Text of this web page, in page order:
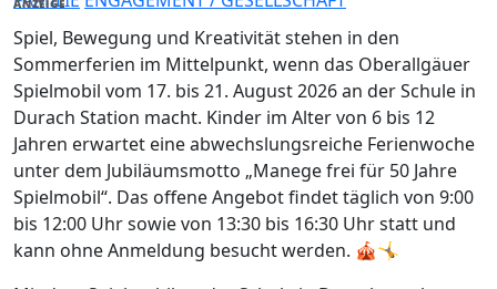
ANZEIGE
Spiel, Bewegung und Kreativität stehen in den
Sommerferien im Mittelpunkt, wenn das Oberallgäuer
Spielmobil vom 17. bis 21. August 2026 an der Schule in
Durach Station macht. Kinder im Alter von 6 bis 12
Jahren erwartet eine abwechslungsreiche Ferienwoche
unter dem Jubiläumsmotto „Manege frei für 50 Jahre
Spielmobil“. Das offene Angebot findet täglich von 9:00
bis 12:00 Uhr sowie von 13:30 bis 16:30 Uhr statt und
kann ohne Anmeldung besucht werden. 🎪🤸